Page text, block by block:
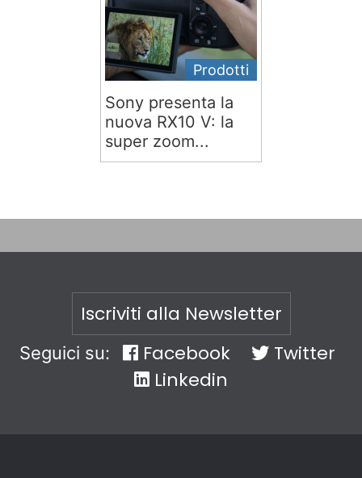
Prodotti
Sony presenta la
nuova RX10 V: la
super zoom...
Iscriviti alla Newsletter
Seguici su: Facebook
Twitter
Linkedin